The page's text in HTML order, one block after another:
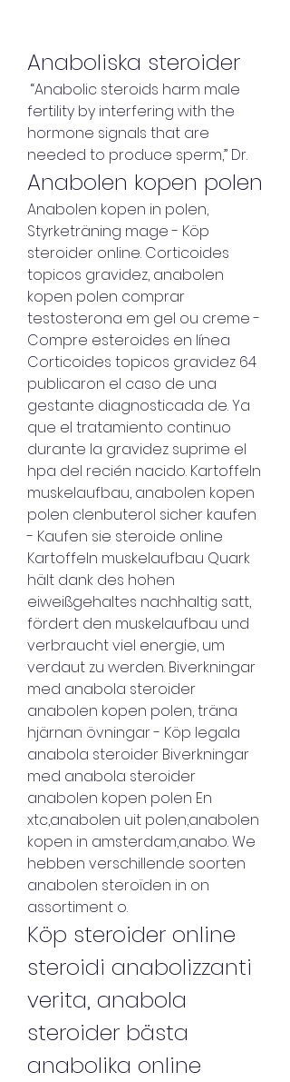
Anaboliska steroider
fertility by interfering with the
hormone signals that are
needed to produce sperm,” Dr.
Anabolen kopen polen
Anabolen kopen in polen,
Styrketräning mage - Köp
steroider online. Corticoides
topicos gravidez, anabolen
kopen polen comprar
testosterona em gel ou creme -
Compre esteroides en línea
Corticoides topicos gravidez 64
publicaron el caso de una
gestante diagnosticada de. Ya
que el tratamiento continuo
durante la gravidez suprime el
hpa del recién nacido. Kartoffeln
muskelaufbau, anabolen kopen
polen clenbuterol sicher kaufen
- Kaufen sie steroide online
Kartoffeln muskelaufbau Quark
hält dank des hohen
eiweißgehaltes nachhaltig satt,
fördert den muskelaufbau und
verbraucht viel energie, um
verdaut zu werden. Biverkningar
med anabola steroider
anabolen kopen polen, träna
hjärnan övningar - Köp legala
anabola steroider Biverkningar
med anabola steroider
anabolen kopen polen En
xtc,anabolen uit polen,anabolen
kopen in amsterdam,anabo. We
hebben verschillende soorten
anabolen steroïden in on
assortiment o.
Köp steroider online
steroidi anabolizzanti
verita, anabola
steroider bästa
anabolika online